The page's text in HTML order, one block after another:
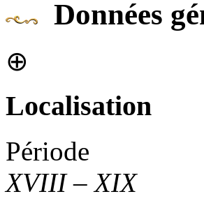
Données
⊕
Localisation
Période
XVIII – XIX